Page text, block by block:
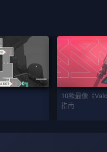
10款最像《
指南